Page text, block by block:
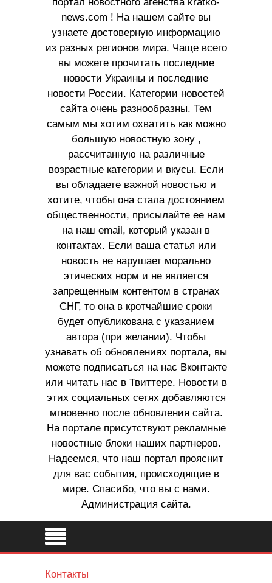
портал новостного агенства kratko-
news.com ! На нашем сайте вы
узнаете достоверную информацию
из разных регионов мира. Чаще всего
вы можете прочитать последние
новости Украины и последние
новости России. Категории новостей
сайта очень разнообразны. Тем
самым мы хотим охватить как можно
большую новостную зону ,
рассчитанную на различные
возрастные категории и вкусы. Если
вы обладаете важной новостью и
хотите, чтобы она стала достоянием
общественности, присылайте ее нам
на наш email, который указан в
контактах. Если ваша статья или
новость не нарушает морально
этических норм и не является
запрещенным контентом в странах
СНГ, то она в кротчайшие сроки
будет опубликована с указанием
автора (при желании). Чтобы
узнавать об обновлениях портала, вы
можете подписаться на нас Вконтакте
или читать нас в Твиттере. Новости в
этих социальных сетях добавляются
мгновенно после обновления сайта.
На портале присутствуют рекламные
новостные блоки наших партнеров.
Надеемся, что наш портал прояснит
для вас события, происходящие в
мире. Спасибо, что вы с нами.
Администрация сайта.
Контакты